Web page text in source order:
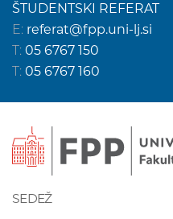
ŠTUDENTSKI REFERAT
E: referat@fpp.uni-lj.si
T: 05 6767 150
T: 05 6767 160
SEDEŽ